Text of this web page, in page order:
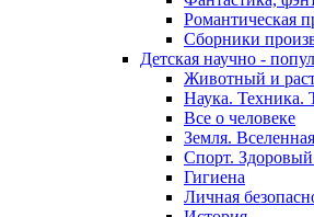
Романтическая
Сборники
Детская научно -
Животный и
Наука. Техника.
Все о человеке
Земля.
Спорт.
Гигиена
Личная